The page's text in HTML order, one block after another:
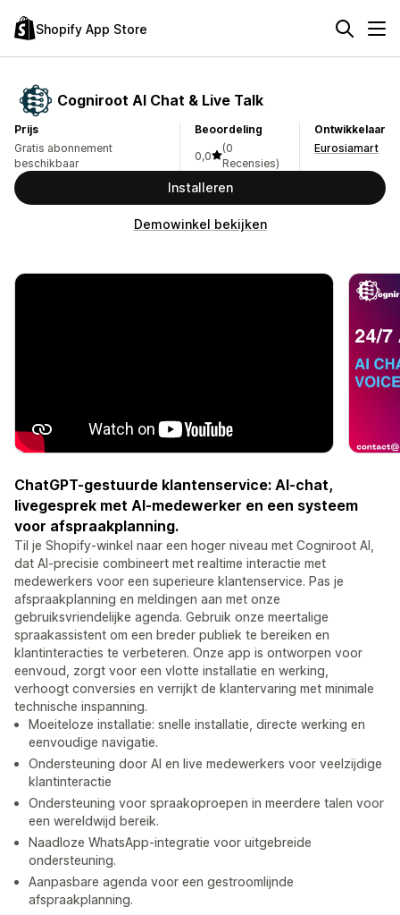
Shopify App Store
Cogniroot AI Chat & Live Talk
Prijs
Gratis abonnement
beschikbaar
Beoordeling
0,0
(0
Recensies)
Ontwikkelaar
Eurosiamart
Installeren
Demowinkel bekijken
ChatGPT-gestuurde klantenservice: AI-chat,
livegesprek met AI-medewerker en een systeem
voor afspraakplanning.
Til je Shopify-winkel naar een hoger niveau met Cogniroot AI,
dat AI-precisie combineert met realtime interactie met
medewerkers voor een superieure klantenservice. Pas je
afspraakplanning en meldingen aan met onze
gebruiksvriendelijke agenda. Gebruik onze meertalige
spraakassistent om een breder publiek te bereiken en
klantinteracties te verbeteren. Onze app is ontworpen voor
eenvoud, zorgt voor een vlotte installatie en werking,
verhoogt conversies en verrijkt de klantervaring met minimale
technische inspanning.
Moeiteloze installatie: snelle installatie, directe werking en
eenvoudige navigatie.
Ondersteuning door AI en live medewerkers voor veelzijdige
klantinteractie
Ondersteuning voor spraakoproepen in meerdere talen voor
een wereldwijd bereik.
Naadloze WhatsApp-integratie voor uitgebreide
ondersteuning.
Aanpasbare agenda voor een gestroomlijnde
afspraakplanning.